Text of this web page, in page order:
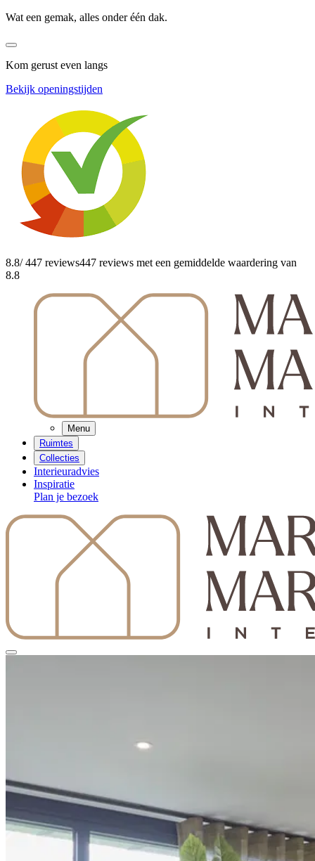
Wat een gemak, alles onder één dak.
Kom gerust even langs
Bekijk openingstijden
8.8/ 447 reviews447 reviews met een gemiddelde waardering van
8.8
Menu
Ruimtes
Collecties
Interieuradvies
Inspiratie
Plan je bezoek